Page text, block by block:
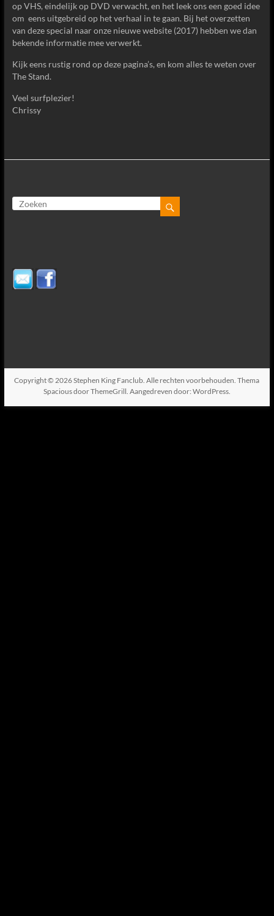
op VHS, eindelijk op DVD verwacht, en het leek ons een goed idee
om eens uitgebreid op het verhaal in te gaan. Bij het overzetten
van deze special naar onze nieuwe website (2017) hebben we dan
bekende informatie mee verwerkt.
Kijk eens rustig rond op deze pagina’s, en kom alles te weten over
The Stand.
Veel surfplezier!
Chrissy
Copyright © 2026Stephen King Fanclub. Alle rechten voorbehouden. Thema
Spaciousdoor ThemeGrill. Aangedreven door: WordPress.